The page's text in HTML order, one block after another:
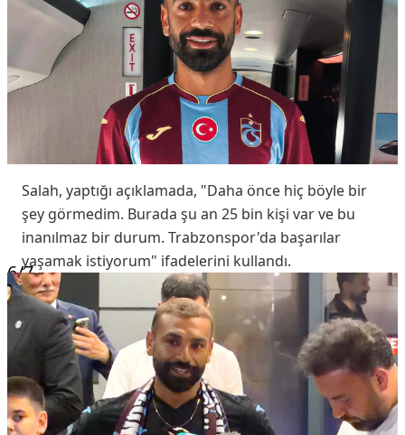
Salah, yaptığı açıklamada, "Daha önce hiç böyle bir
şey görmedim. Burada şu an 25 bin kişi var ve bu
inanılmaz bir durum. Trabzonspor'da başarılar
yaşamak istiyorum" ifadelerini kullandı.
6/7